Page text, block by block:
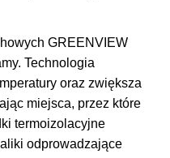
GREENVIEW
Technologia
oraz zwiększa
miejsca, przez które
termoizolacyjne
odprowadzające